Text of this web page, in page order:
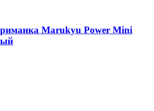
Marukyu Power Mini